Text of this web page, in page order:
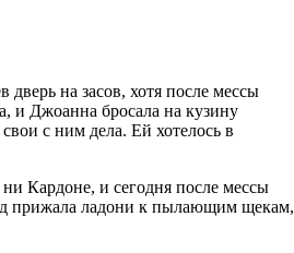
на засов, хотя после мессы
и Джоанна бросала на кузину
с ним дела. Ей хотелось в
Кардоне, и сегодня после мессы
прижала ладони к пылающим щекам,